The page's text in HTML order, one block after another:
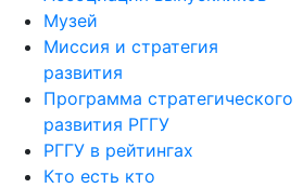
Музей
Миссия и стратегия
развития
Программа стратегического
развития РГГУ
РГГУ в рейтингах
Кто есть кто